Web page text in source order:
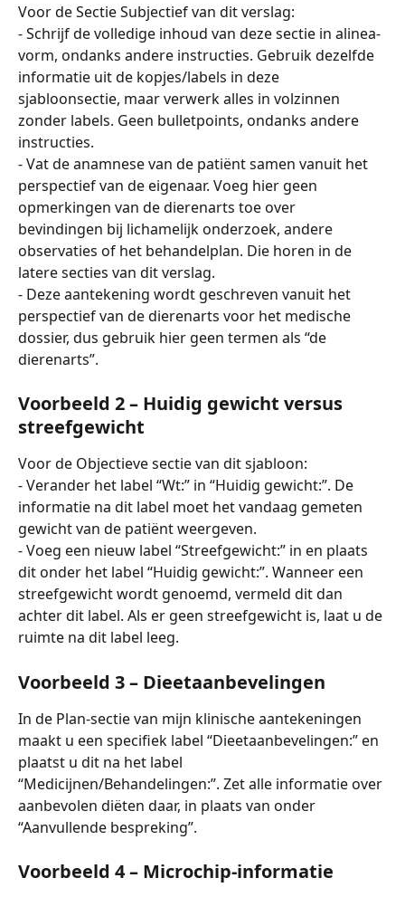
Voor de Sectie Subjectief van dit verslag:
- Schrijf de volledige inhoud van deze sectie in alinea-
vorm, ondanks andere instructies. Gebruik dezelfde
informatie uit de kopjes/labels in deze
sjabloonsectie, maar verwerk alles in volzinnen
zonder labels. Geen bulletpoints, ondanks andere
instructies.
- Vat de anamnese van de patiënt samen vanuit het
perspectief van de eigenaar. Voeg hier geen
opmerkingen van de dierenarts toe over
bevindingen bij lichamelijk onderzoek, andere
observaties of het behandelplan. Die horen in de
latere secties van dit verslag.
- Deze aantekening wordt geschreven vanuit het
perspectief van de dierenarts voor het medische
dossier, dus gebruik hier geen termen als “de
dierenarts”.
Voorbeeld 2 – Huidig gewicht versus
streefgewicht
Voor de Objectieve sectie van dit sjabloon:
- Verander het label “Wt:” in “Huidig gewicht:”. De
informatie na dit label moet het vandaag gemeten
gewicht van de patiënt weergeven.
- Voeg een nieuw label “Streefgewicht:” in en plaats
dit onder het label “Huidig gewicht:”. Wanneer een
streefgewicht wordt genoemd, vermeld dit dan
achter dit label. Als er geen streefgewicht is, laat u de
ruimte na dit label leeg.
Voorbeeld 3 – Dieetaanbevelingen
In de Plan-sectie van mijn klinische aantekeningen
maakt u een specifiek label “Dieetaanbevelingen:” en
plaatst u dit na het label
“Medicijnen/Behandelingen:”. Zet alle informatie over
aanbevolen diëten daar, in plaats van onder
“Aanvullende bespreking”.
Voorbeeld 4 – Microchip-informatie